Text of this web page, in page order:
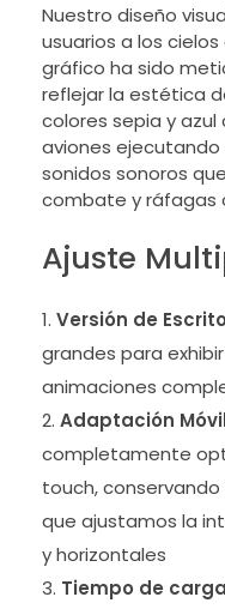
Nuestro diseño
usuarios a los
gráfico ha sido
reflejar la estética
colores sepia y
aviones
sonidos sonoros
combate y ráfagas
Ajuste
Versión de
grandes para
animaciones
Adaptación
completamente
touch,
que ajustamos la
y horizontales
Tiempo de